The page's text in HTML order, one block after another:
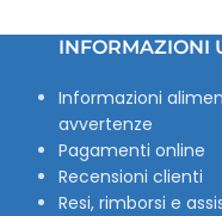
INFORMAZIONI
Informazioni
avvertenze
Pagamenti online
Recensioni clienti
Resi, rimborsi e